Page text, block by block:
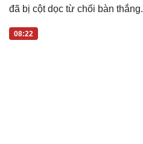
đã bị cột dọc từ chối bàn thắng.
08:22